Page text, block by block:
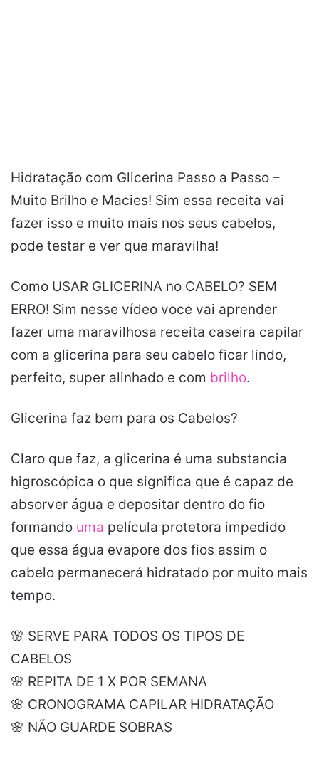
Hidratação com Glicerina Passo a Passo –
Muito Brilho e Macies! Sim essa receita vai
fazer isso e muito mais nos seus cabelos,
pode testar e ver que maravilha!
Como USAR GLICERINA no CABELO? SEM
ERRO! Sim nesse vídeo voce vai aprender
fazer uma maravilhosa receita caseira capilar
com a glicerina para seu cabelo ficar lindo,
perfeito, super alinhado e com brilho.
Glicerina faz bem para os Cabelos?
Claro que faz, a glicerina é uma substancia
higroscópica o que significa que é capaz de
absorver água e depositar dentro do fio
formando uma película protetora impedido
que essa água evapore dos fios assim o
cabelo permanecerá hidratado por muito mais
tempo.
🌸 SERVE PARA TODOS OS TIPOS DE
CABELOS
🌸 REPITA DE 1 X POR SEMANA
🌸 CRONOGRAMA CAPILAR HIDRATAÇÃO
🌸 NÃO GUARDE SOBRAS